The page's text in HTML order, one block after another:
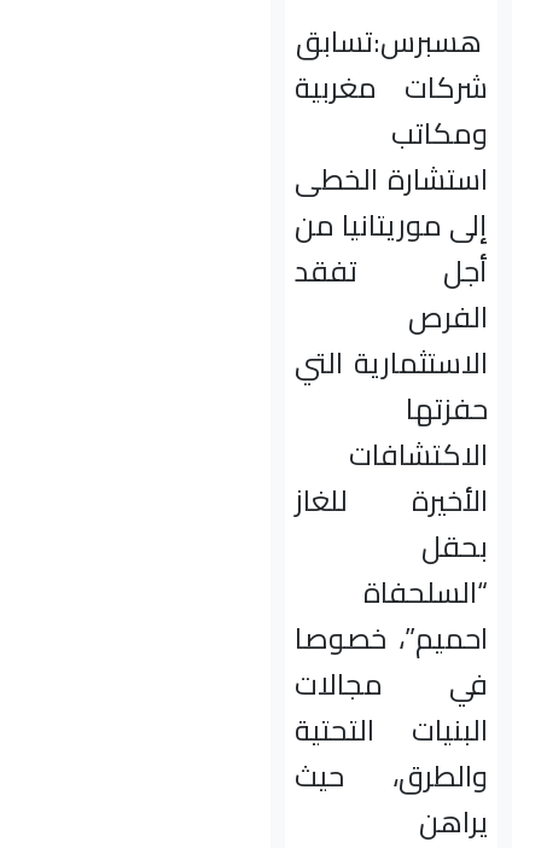
هسبرس:تسابق
شركات مغربية
ومكاتب
استشارة الخطى
إلى موريتانيا من
أجل تفقد
الفرص
الاستثمارية التي
حفزتها
الاكتشافات
الأخيرة للغاز
بحقل
“السلحفاة
احميم”، خصوصا
في مجالات
البنيات التحتية
والطرق، حيث
يراهن